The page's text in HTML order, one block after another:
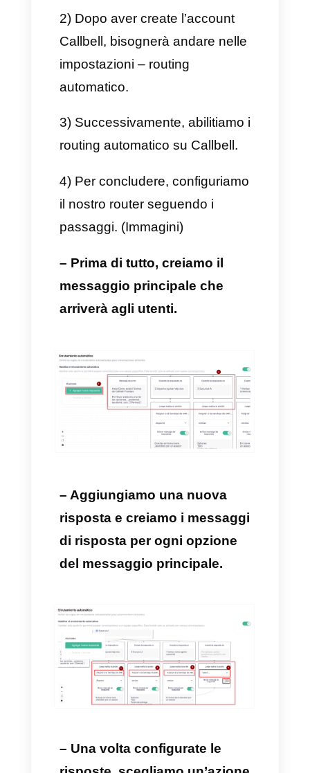
informazioni sui reclami,
misurandole e
successivamente inviandole al
Pertanto, queste strategie si
possono adattare alle esigenze
della tua azienda. Un altro
scopo del routing è che, a
seconda del tipo di cliente che
stiamo affrontando, si potrà
reindirizzare il problema ai team
specializzati o ad un
determinato agente. Sarà quindi
possibile assegnare la chat del
singolo cliente ad un unico
Il più grande vantaggio del
routing automatico è quello di
ridurre i tempo di risposta e di
In questo modo, verranno a
crearsi delle interazioni più
rapide, efficiente e di successo.
con Callbell